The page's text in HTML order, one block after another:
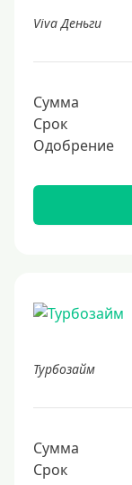
Viva Деньги
Сумма
Срок
Одобрение
Турбозайм
Сумма
Срок